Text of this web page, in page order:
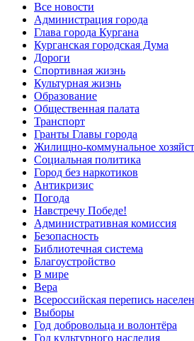
Все новости
Администрация города
Глава города Кургана
Курганская городская Дума
Дороги
Спортивная жизнь
Культурная жизнь
Образование
Общественная палата
Транспорт
Гранты Главы города
Жилищно-коммунальное
Социальная политика
Город без наркотиков
Антикризис
Погода
Навстречу Победе!
Административная комиссия
Безопасность
Библиотечная система
Благоустройство
В мире
Вера
Всероссийская перепись
Выборы
Год добровольца и волонтёра
Год культурного наследия